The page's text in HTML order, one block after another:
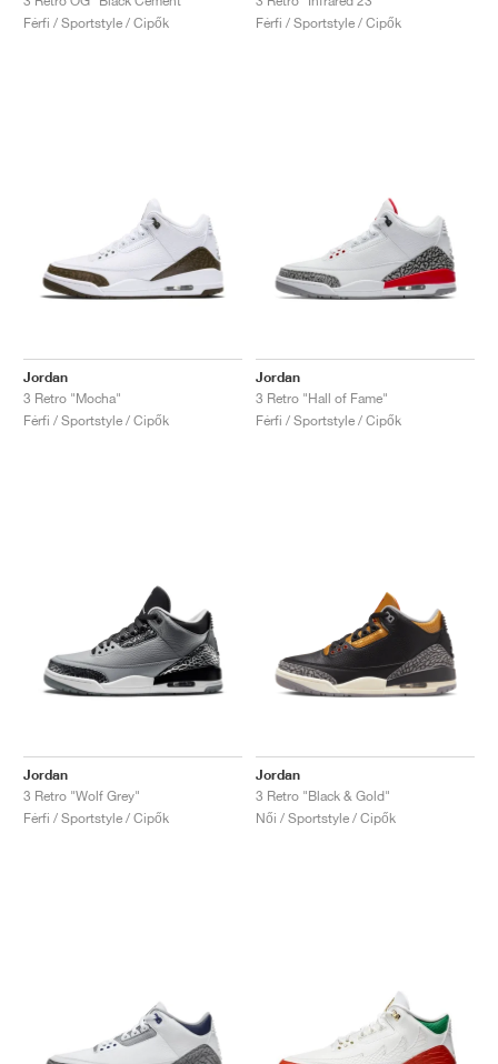
Férfi / Sportstyle / Cipők
Férfi / Sportstyle / Cipők
Jordan
3 Retro "Mocha"
Férfi / Sportstyle / Cipők
Jordan
3 Retro "Hall of Fame"
Férfi / Sportstyle / Cipők
Jordan
3 Retro "Wolf Grey"
Férfi / Sportstyle / Cipők
Jordan
3 Retro "Black & Gold"
Női / Sportstyle / Cipők